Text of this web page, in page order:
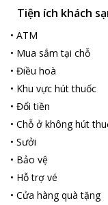
ở thành phố này!
100 m, khách rất
cách đó không xa.
Hang Múa, Thung
5 km quanh khu vực.
du lịch sinh thái
Ninh Bình 6km rất
du lịch ưa thích!
Tiện ích khách
• ATM
• Mua sắm tại chỗ
• Điều hoà
• Khu vực hút thuốc
• Đổi tiền
• Chỗ ở không hút
• Sưởi
• Bảo vệ
• Hỗ trợ vé
• Cửa hàng quà tặng